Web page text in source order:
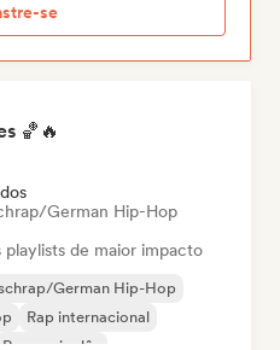
se
🏀🔥
German Hip-Hop
playlists de maior impacto
German Hip-Hop
Rap internacional
Rap em inglês